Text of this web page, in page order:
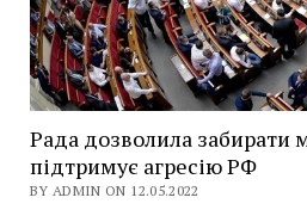
Рада дозволила забирати
підтримує агресію РФ
BY ADMIN ON 12.05.2022